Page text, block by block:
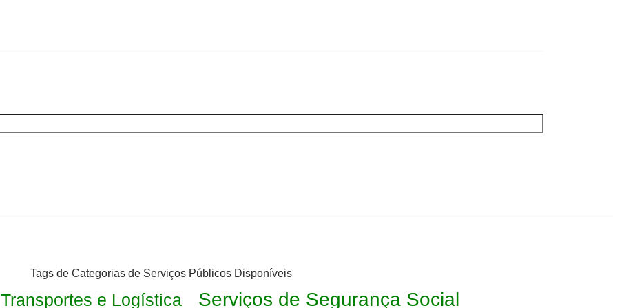
Tags de Categorias de Serviços Públicos Disponíveis
Transportes e Logística Serviços de Segurança Social